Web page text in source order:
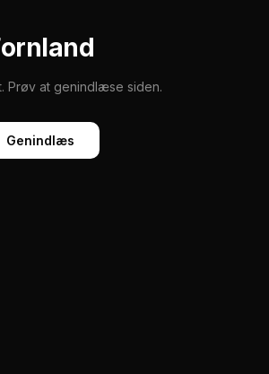
Prøv at genindlæse siden.
Genindlæs